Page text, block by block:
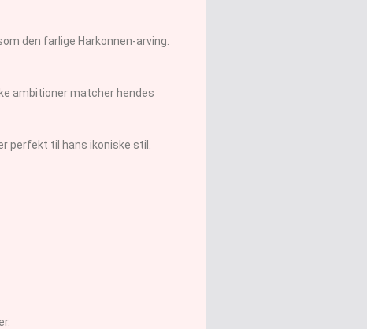
den farlige Harkonnen-arving.
ambitioner matcher hendes
perfekt til hans ikoniske stil.